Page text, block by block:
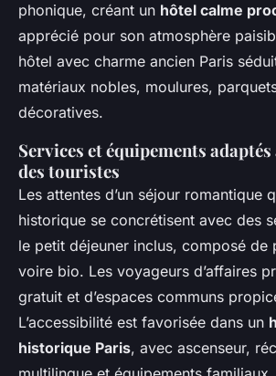
phonique, créant un hôtel calme
apprécié pour son atmosphère
hôtel avec charme ancien Paris
matériaux nobles, moulures,
décoratives.
Services et équipements
des touristes
Les attentes d’un séjour romantique
historique se concrétisent avec des
le petit déjeuner inclus, composé de
voire bio. Les voyageurs d’affaires
gratuit et d’espaces communs
L’accessibilité est favorisée dans un
historique Paris, avec ascenseur,